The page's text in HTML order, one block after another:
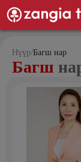
Нүүр/Багш нар
Багш